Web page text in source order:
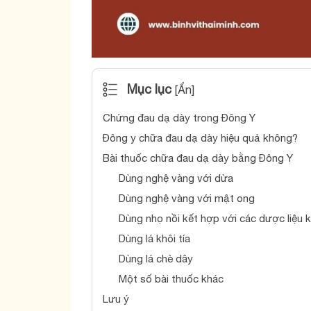
Mục lục [Ẩn]
Chứng đau dạ dày trong Đông Y
Đông y chữa đau dạ dày hiệu quả không?
Bài thuốc chữa đau dạ dày bằng Đông Y
Dùng nghệ vàng với dừa
Dùng nghệ vàng với mật ong
Dùng nhọ nồi kết hợp với các dược liệu
Dùng lá khôi tía
Dùng lá chè dây
Một số bài thuốc khác
Lưu ý